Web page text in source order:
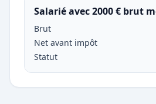
Salarié avec 2000 € brut
Brut
Net avant impôt
Statut